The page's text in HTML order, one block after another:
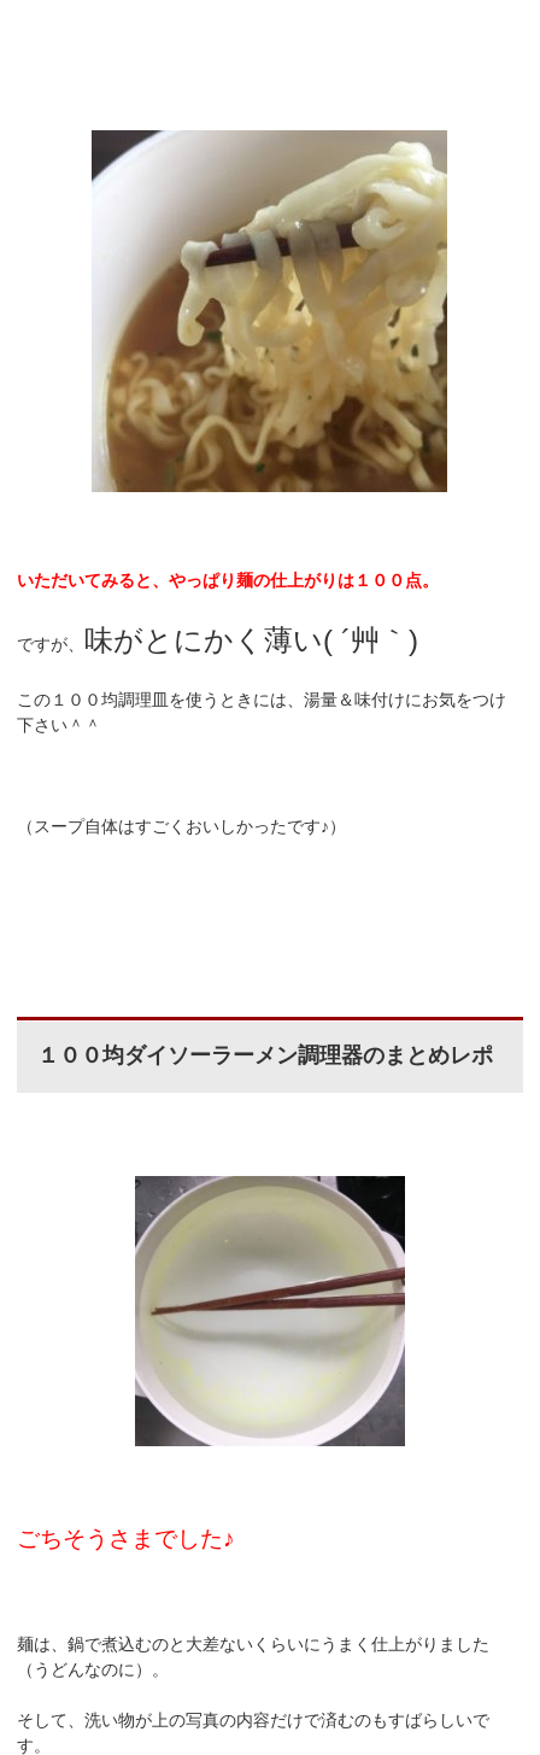
いただいてみると、やっぱり麺の仕上がりは１００点。
ですが、 味がとにかく薄い( ´艸｀)
この１００均調理皿を使うときには、湯量＆味付けにお気をつけ
下さい＾＾
（スープ自体はすごくおいしかったです♪）
１００均ダイソーラーメン調理器のまとめレポ
ごちそうさまでした♪
麺は、鍋で煮込むのと大差ないくらいにうまく仕上がりました
（うどんなのに）。
そして、洗い物が上の写真の内容だけで済むのもすばらしいで
す。